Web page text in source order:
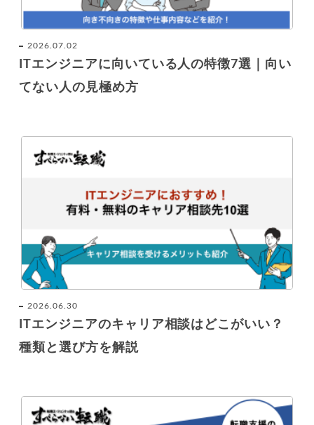
2026.07.02
ITエンジニアに向いている人の特徴7選｜向い
てない人の見極め方
2026.06.30
ITエンジニアのキャリア相談はどこがいい？
種類と選び方を解説